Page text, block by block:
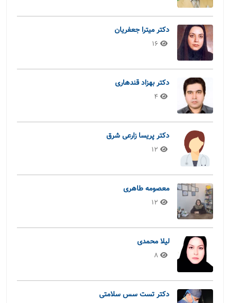
دکتر میترا جعفریان
16
دکتر بهزاد قندهاری
4
دکتر پریسا زارعی شرق
12
معصومه طاهری
12
لیلا محمدی
8
دکتر تست سس سلامتی